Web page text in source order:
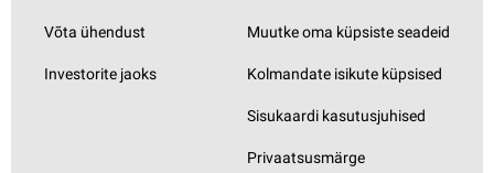
Võta ühendust
Investorite jaoks
Muutke oma küpsiste seadeid
Kolmandate isikute küpsised
Sisukaardi kasutusjuhised
Privaatsusmärge